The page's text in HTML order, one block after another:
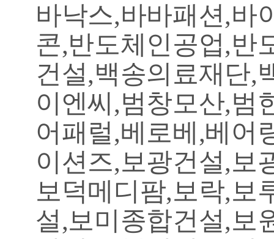
바낙스,바바패션,바
콘,반도체인공업,반
건설,백송의료재단,
이엔씨,범창모산,범
어패럴,베로베,베어
이션즈,보광건설,보
보덕메디팜,보락,보
설,보미종합건설,보